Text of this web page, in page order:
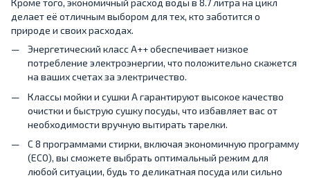
Кроме того, экономичный расход воды в 8.7 литра на цикл
делает её отличным выбором для тех, кто заботится о
природе и своих расходах.
Энергетический класс A++ обеспечивает низкое
потребление электроэнергии, что положительно скажется
на ваших счетах за электричество.
Классы мойки и сушки A гарантируют высокое качество
очистки и быструю сушку посуды, что избавляет вас от
необходимости вручную вытирать тарелки.
С 8 программами стирки, включая экономичную программу
(ECO), вы сможете выбрать оптимальный режим для
любой ситуации, будь то деликатная посуда или сильно